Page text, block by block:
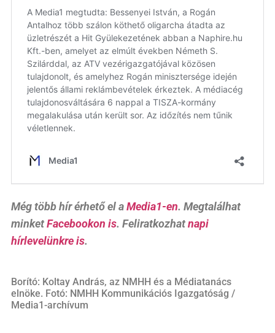
Még több hír érhető el aMedia1-en. Megtalálhat
minketFacebookon is. Feliratkozhatnapi
hírlevelünkre is.
Borító: Koltay András, az NMHH és a Médiatanács
elnöke. Fotó: NMHH Kommunikációs Igazgatóság /
Media1-archívum